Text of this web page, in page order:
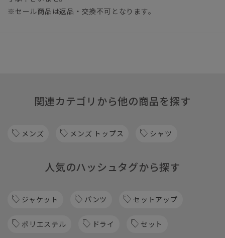
※セール商品は返品・交換不可となります。
関連カテゴリから他の商品を探す
メンズ メンズ トップス シャツ
人気のハッシュタグから探す
ジャケット パンツ セットアップ
ポリエステル ドライ セット